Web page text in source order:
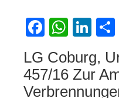
Facebook
LG Coburg,
457/16 Zur